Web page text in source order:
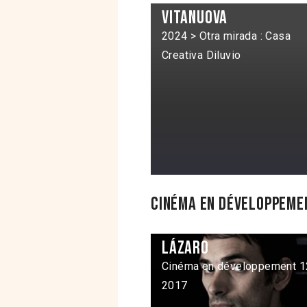
Vitanuova
2024 > Otra mirada : Casa
Creativa Diluvio
Cinéma en
Lázaro
Cinéma en développement
2017